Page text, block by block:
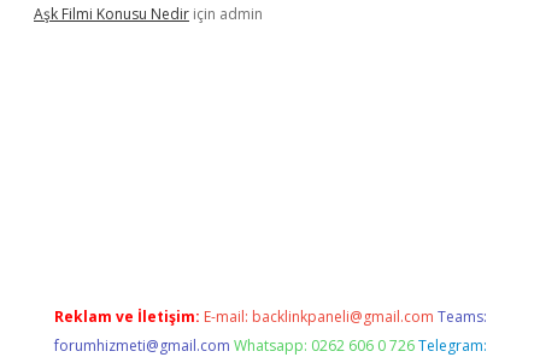
Aşk Filmi Konusu Nedir için admin
Reklam ve İletişim: E-mail: backlinkpaneli@gmail.com Teams:
forumhizmeti@gmail.com Whatsapp: 0262 606 0 726 Telegram: